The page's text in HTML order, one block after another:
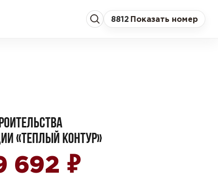
8812 Показать номер
«ТЕПЛЫЙ КОНТУР»
692 ₽